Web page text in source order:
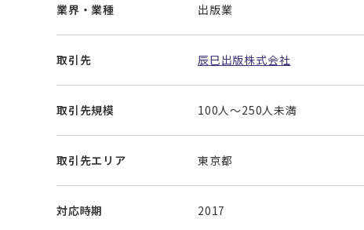
業界・業種 出版業
取引先 辰巳出版株式会社
取引先規模 100人～250人未満
取引先エリア 東京都
対応時期 2017